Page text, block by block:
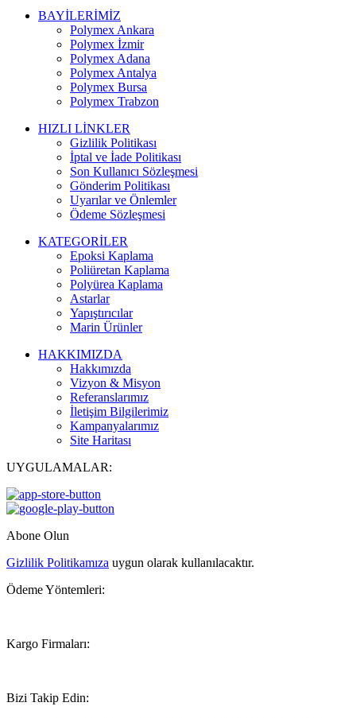
BAYİLERİMİZ
Polymex Ankara
Polymex İzmir
Polymex Adana
Polymex Antalya
Polymex Bursa
Polymex Trabzon
HIZLI LİNKLER
Gizlilik Politikası
İptal ve İade Politikası
Son Kullanıcı Sözleşmesi
Gönderim Politikası
Uyarılar ve Önlemler
Ödeme Sözleşmesi
KATEGORİLER
Epoksi Kaplama
Poliüretan Kaplama
Polyürea Kaplama
Astarlar
Yapıştırıcılar
Marin Ürünler
HAKKIMIZDA
Hakkımızda
Vizyon & Misyon
Referanslarımız
İletişim Bilgilerimiz
Kampanyalarımız
Site Haritası
UYGULAMALAR:
Abone Olun
Gizlilik Politikamıza uygun olarak kullanılacaktır.
Ödeme Yöntemleri:
Kargo Firmaları:
Bizi Takip Edin: